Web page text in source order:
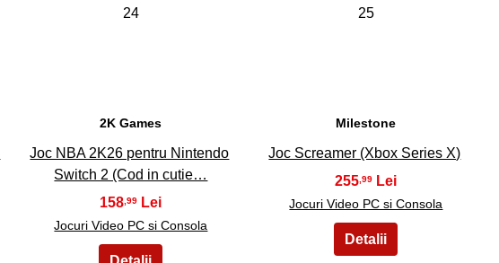
24
2K Games
Joc NBA 2K26 pentru Nintendo
Switch 2 (Cod in cutie…
158 ,99
Jocuri Video PC si Consola
25
Milestone
Joc Screamer (Xbox Series X)
255 ,99
Jocuri Video PC si Consola